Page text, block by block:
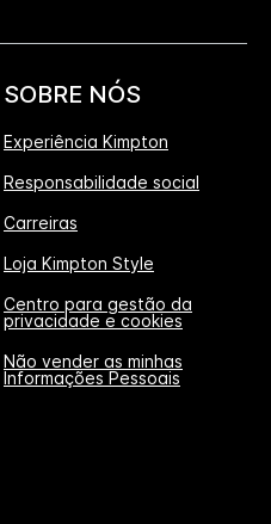
SOBRE NÓS
Experiência Kimpton
Responsabilidade social
Carreiras
Loja Kimpton Style
Centro para gestão da
privacidade e cookies
Não vender as minhas
Informações Pessoais